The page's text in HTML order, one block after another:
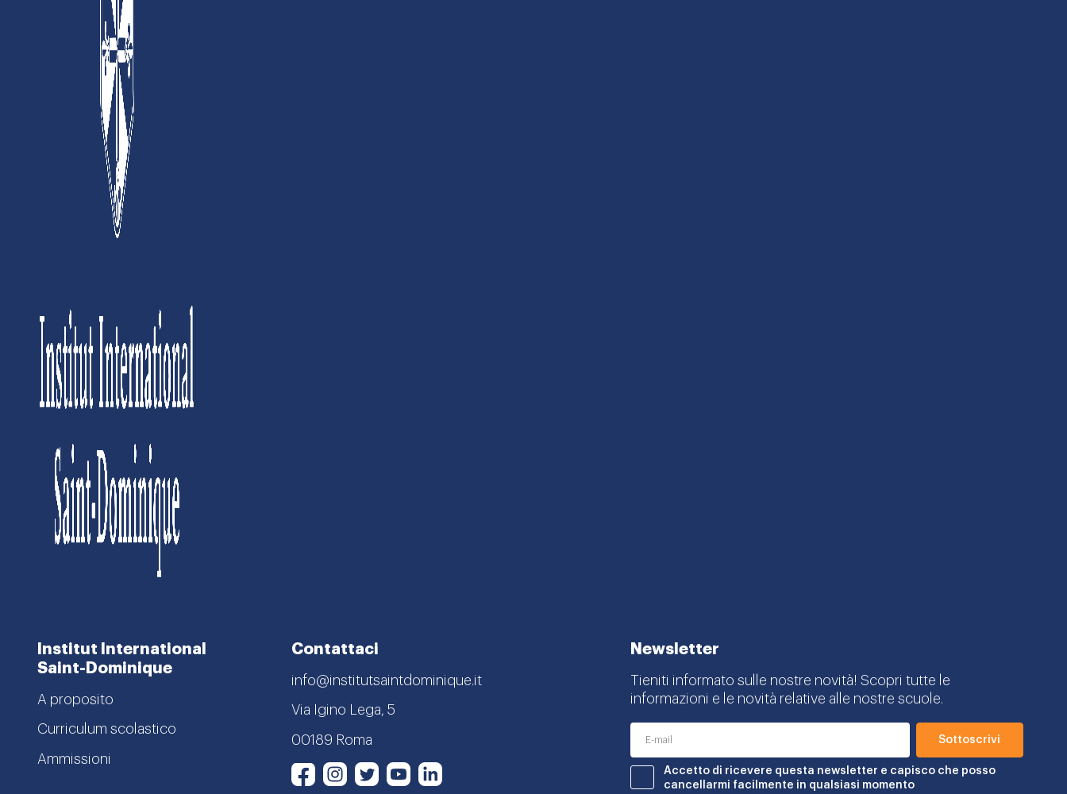
Institut International
Saint-Dominique
A proposito
Curriculum scolastico
Ammissioni
Contattaci
info@institutsaintdominique.it
Via Igino Lega, 5
00189 Roma
FacebookInstagram
TwitterYoutube
Newsletter
Tieniti informato sulle nostre novità! Scopri tutte le
informazioni e le novità relative alle nostre scuole.
Accetto di ricevere questa newsletter e capisco che posso
cancellarmi facilmente in qualsiasi momento